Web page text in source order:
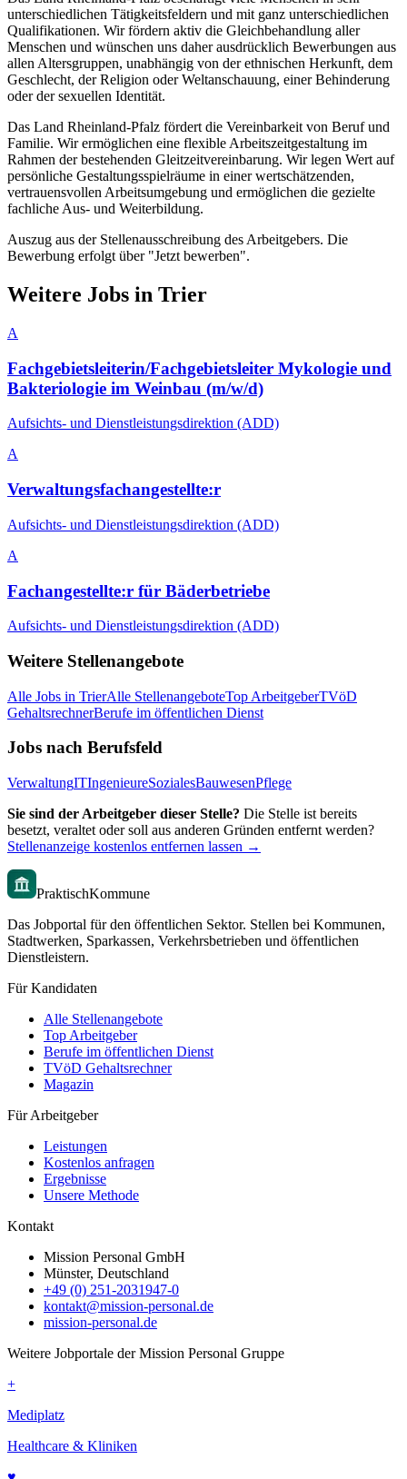
unterschiedlichen Tätigkeitsfeldern und mit ganz unterschiedlichen
Qualifikationen. Wir fördern aktiv die Gleichbehandlung aller
Menschen und wünschen uns daher ausdrücklich Bewerbungen aus
allen Altersgruppen, unabhängig von der ethnischen Herkunft, dem
Geschlecht, der Religion oder Weltanschauung, einer Behinderung
oder der sexuellen Identität.
Das Land Rheinland-Pfalz fördert die Vereinbarkeit von Beruf und
Familie. Wir ermöglichen eine flexible Arbeitszeitgestaltung im
Rahmen der bestehenden Gleitzeitvereinbarung. Wir legen Wert auf
persönliche Gestaltungsspielräume in einer wertschätzenden,
vertrauensvollen Arbeitsumgebung und ermöglichen die gezielte
fachliche Aus- und Weiterbildung.
Auszug aus der Stellenausschreibung des Arbeitgebers. Die
Bewerbung erfolgt über "Jetzt bewerben".
Weitere Jobs in Trier
A
Fachgebietsleiterin/Fachgebietsleiter Mykologie und
Bakteriologie im Weinbau (m/w/d)
Aufsichts- und Dienstleistungsdirektion (ADD)
A
Verwaltungsfachangestellte:r
Aufsichts- und Dienstleistungsdirektion (ADD)
A
Fachangestellte:r für Bäderbetriebe
Aufsichts- und Dienstleistungsdirektion (ADD)
Weitere Stellenangebote
Alle Jobs in TrierAlle StellenangeboteTop ArbeitgeberTVöD
GehaltsrechnerBerufe im öffentlichen Dienst
Jobs nach Berufsfeld
VerwaltungITIngenieureSozialesBauwesenPflege
Sie sind der Arbeitgeber dieser Stelle? Die Stelle ist bereits
besetzt, veraltet oder soll aus anderen Gründen entfernt werden?
Stellenanzeige kostenlos entfernen lassen →
PraktischKommune
Das Jobportal für den öffentlichen Sektor. Stellen bei Kommunen,
Stadtwerken, Sparkassen, Verkehrsbetrieben und öffentlichen
Dienstleistern.
Für Kandidaten
Alle Stellenangebote
Top Arbeitgeber
Berufe im öffentlichen Dienst
TVöD Gehaltsrechner
Magazin
Für Arbeitgeber
Leistungen
Kostenlos anfragen
Ergebnisse
Unsere Methode
Kontakt
Mission Personal GmbH
Münster, Deutschland
+49 (0) 251-2031947-0
kontakt@mission-personal.de
mission-personal.de
Weitere Jobportale der Mission Personal Gruppe
+
Mediplatz
Healthcare & Kliniken